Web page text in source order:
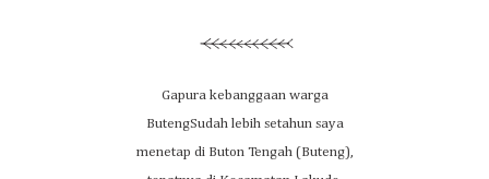
Gapura kebanggaan warga
ButengSudah lebih setahun saya
menetap di Buton Tengah (Buteng),